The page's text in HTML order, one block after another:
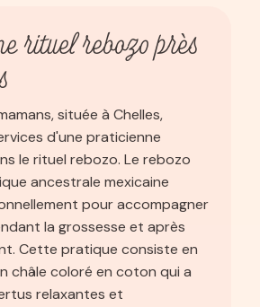
rituel rebozo près
située à Chelles,
d'une praticienne
le rituel rebozo. Le rebozo
ancestrale mexicaine
pour accompagner
la grossesse et après
Cette pratique consiste en
châle coloré en coton qui a
relaxantes et